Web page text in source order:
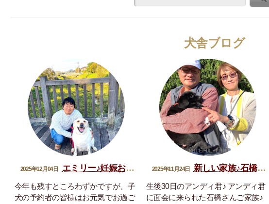
犬舎ブログ
2025年12月04日 エミリー♪妊娠おめでとう
今年も残すところわずかですが、子
犬の予約者の皆様はお元気でお過ご
2025年11月24日 新しい家族♪石橋アンディ君
生後30日のアンディ君♪ アンディ君
に面会に来られた石橋さんご家族♪